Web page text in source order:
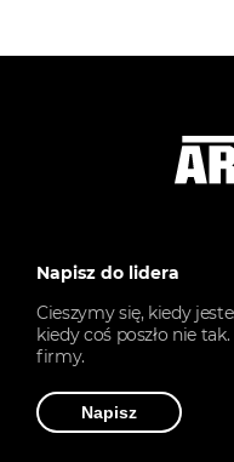
Napisz do lidera
Cieszymy się, kiedy
kiedy coś poszło nie
firmy.
Napisz